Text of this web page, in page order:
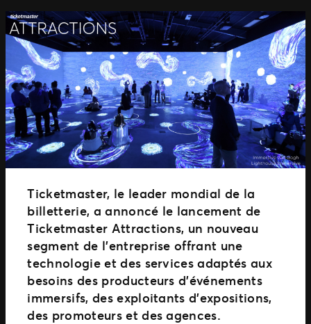
Ticketmaster, le leader mondial de la
billetterie, a annoncé le lancement de
Ticketmaster Attractions, un nouveau
segment de l’entreprise offrant une
technologie et des services adaptés aux
besoins des producteurs d’événements
immersifs, des exploitants d’expositions,
des promoteurs et des agences.